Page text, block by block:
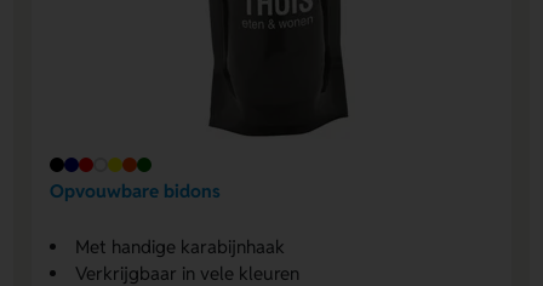
Opvouwbare bidons
Met handige karabijnhaak
Verkrijgbaar in vele kleuren